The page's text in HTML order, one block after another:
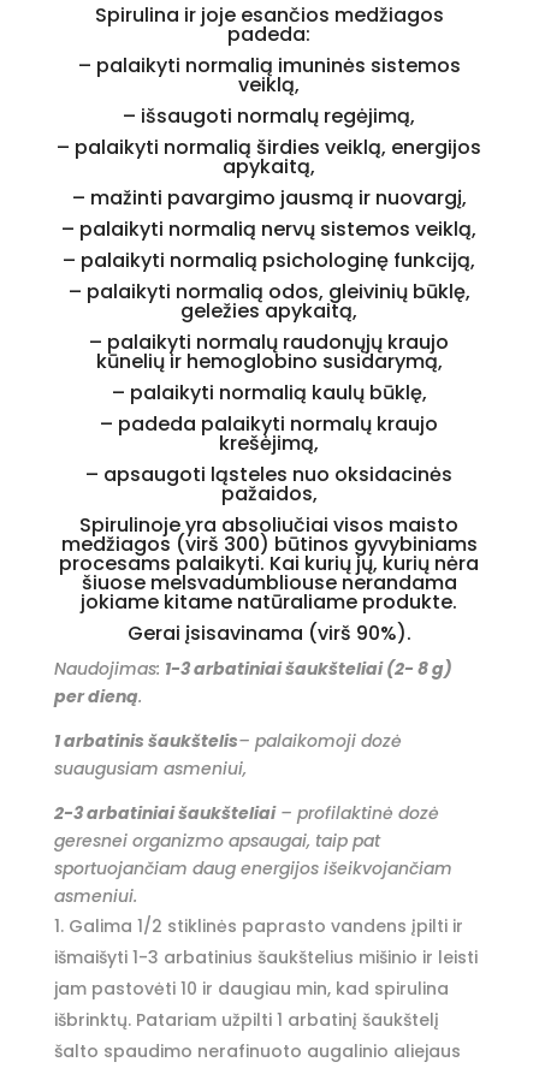
Spirulina ir joje esančios medžiagos
padeda:
– palaikyti normalią imuninės sistemos
veiklą,
– išsaugoti normalų regėjimą,
– palaikyti normalią širdies veiklą, energijos
apykaitą,
– mažinti pavargimo jausmą ir nuovargį,
– palaikyti normalią nervų sistemos veiklą,
– palaikyti normalią psichologinę funkciją,
– palaikyti normalią odos, gleivinių būklę,
geležies apykaitą,
– palaikyti normalų raudonųjų kraujo
kūnelių ir hemoglobino susidarymą,
– palaikyti normalią kaulų būklę,
– padeda palaikyti normalų kraujo
krešėjimą,
– apsaugoti ląsteles nuo oksidacinės
pažaidos,
Spirulinoje yra absoliučiai visos maisto
medžiagos (virš 300) būtinos gyvybiniams
procesams palaikyti. Kai kurių jų, kurių nėra
šiuose melsvadumbliouse nerandama
jokiame kitame natūraliame produkte.
Gerai įsisavinama (virš 90%).
Naudojimas: 1-3 arbatiniai šaukšteliai (2- 8 g)
per dieną.
1 arbatinis šaukštelis– palaikomoji dozė
suaugusiam asmeniui,
2-3 arbatiniai šaukšteliai– profilaktinė dozė
geresnei organizmo apsaugai, taip pat
sportuojančiam daug energijos išeikvojančiam
asmeniui.
Galima 1/2 stiklinės paprasto vandens įpilti ir
išmaišyti 1-3 arbatinius šaukštelius mišinio ir leisti
jam pastovėti 10 ir daugiau min, kad spirulina
išbrinktų. Patariam užpilti 1 arbatinį šaukštelį
šalto spaudimo nerafinuoto augalinio aliejaus